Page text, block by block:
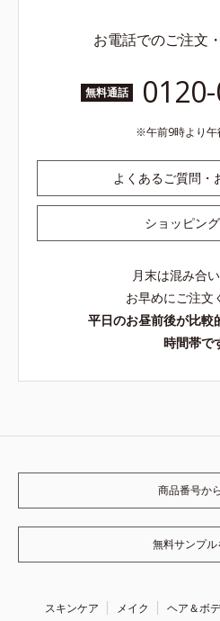
お電話でのご注文
無料通話
午前9時より
よくあるご質問・
ショッピン
月末は混み合
お早めにご注文
平日のお昼前後が比較
時間帯で
商品番号か
無料サンプ
スキンケア メイク ヘア＆ボ